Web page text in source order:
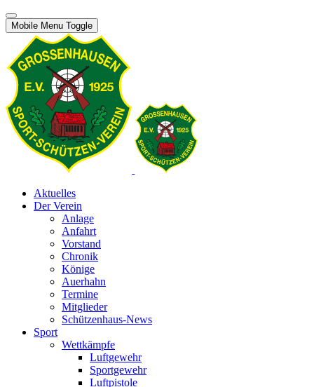
Mobile Menu Toggle
Aktuelles
Der Verein
Anlage
Anfahrt
Vorstand
Chronik
Könige
Auerhahn
Termine
Mitglieder
Schützenhaus-News
Sport
Wettkämpfe
Luftgewehr
Sportgewehr
Luftpistole